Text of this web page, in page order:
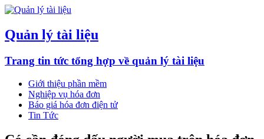
Quản lý tài liệu
Trang tin tức tổng hợp về quản lý tài liệu
Giới thiệu phần mềm
Nghiệp vụ hóa đơn
Báo giá hóa đơn điện tử
Tin Tức